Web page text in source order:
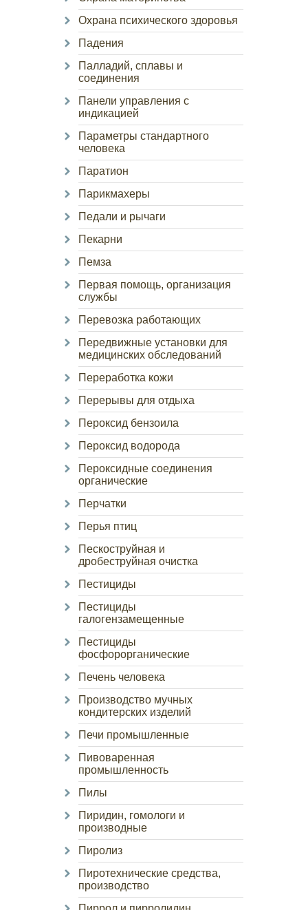
Охрана психического здоровья
Падения
Палладий, сплавы и
соединения
Панели управления с
индикацией
Параметры стандартного
человека
Паратион
Парикмахеры
Педали и рычаги
Пекарни
Пемза
Первая помощь, организация
службы
Перевозка работающих
Передвижные установки для
медицинских обследований
Переработка кожи
Перерывы для отдыха
Пероксид бензоила
Пероксид водорода
Пероксидные соединения
органические
Перчатки
Перья птиц
Пескоструйная и
дробеструйная очистка
Пестициды
Пестициды
галогензамещенные
Пестициды
фосфорорганические
Печень человека
Производство мучных
кондитерских изделий
Печи промышленные
Пивоваренная
промышленность
Пилы
Пиридин, гомологи и
производные
Пиролиз
Пиротехнические средства,
производство